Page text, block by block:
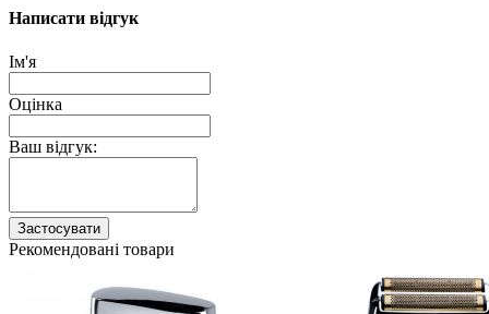
Написати відгук
Ім'я
Оцінка
Ваш відгук:
Застосувати
Рекомендовані товари